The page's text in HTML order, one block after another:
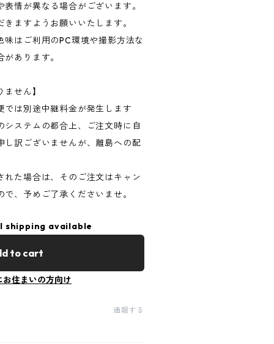
情が異なる場合がございます。
ますようお願いいたします。
はご利用のPC環境や撮影方法な
あります。
せん】
では別途中継料金が発生します
システムの都合上、ご注文時に自
し訳ございませんが、離島への配
れた場合は、そのご注文はキャン
、予めご了承くださいませ。
shipping available
to cart
お住まいの方向け
通報する